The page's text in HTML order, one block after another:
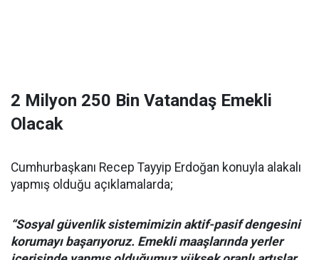
2 Milyon 250 Bin Vatandaş Emekli
Olacak
Cumhurbaşkanı Recep Tayyip Erdoğan konuyla alakalı
yapmış olduğu açıklamalarda;
“Sosyal güvenlik sistemimizin aktif-pasif dengesini
korumayı başarıyoruz. Emekli maaşlarında yerler